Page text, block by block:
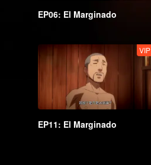
EP06: El Marginado
VIP
EP11: El Marginado